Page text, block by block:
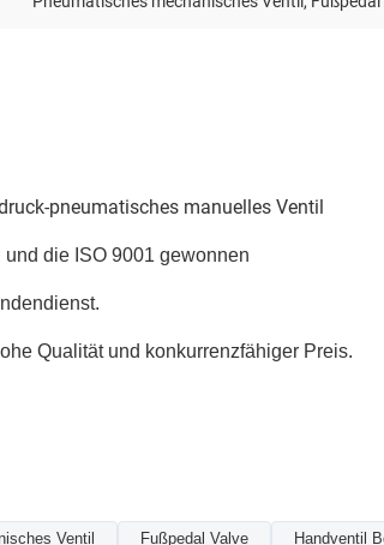
pneumatisches manuelles Ventil
die ISO 9001 gewonnen
Qualität und konkurrenzfähiger Preis.
Ventil Fußpedal Valve Handventil